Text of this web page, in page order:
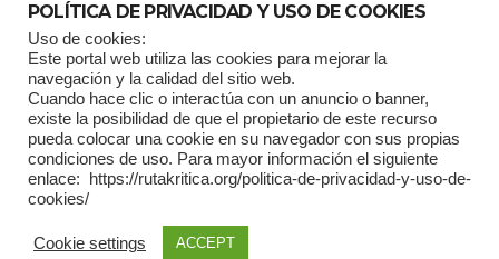
Home Análisis Carrito RK Contactos Documental Gracias !
Multimedia Página de ejemplo Pagina Principal Pago
POLÍTICA DE PRIVACIDAD Y USO DE COOKIES
Uso de cookies:
Este portal web utiliza las cookies para mejorar la
navegación y la calidad del sitio web.
Cuando hace clic o interactúa con un anuncio o banner,
existe la posibilidad de que el propietario de este recurso
pueda colocar una cookie en su navegador con sus propias
condiciones de uso. Para mayor información el siguiente
enlace: https://rutakritica.org/politica-de-privacidad-y-uso-de-
cookies/
Cookie settings ACCEPT